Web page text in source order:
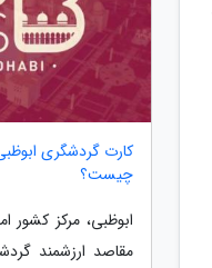
چیست؟
ابوظبی، مرکز کشور
مقاصد ارزشمند